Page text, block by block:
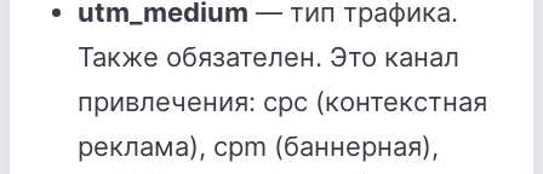
utm_medium — тип трафика.
Также обязателен. Это канал
привлечения: cpc (контекстная
реклама), cpm (баннерная),